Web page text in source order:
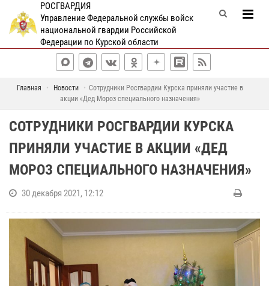
РОСГВАРДИЯ
Управление Федеральной службы войск
национальной гвардии Российской
Федерации по Курской области
Главная Новости
Сотрудники Росгвардии Курска приняли участие в
акции «Дед Мороз специального назначения»
СОТРУДНИКИ РОСГВАРДИИ КУРСКА
ПРИНЯЛИ УЧАСТИЕ В АКЦИИ «ДЕД
МОРОЗ СПЕЦИАЛЬНОГО НАЗНАЧЕНИЯ»
30 декабря 2021, 12:12